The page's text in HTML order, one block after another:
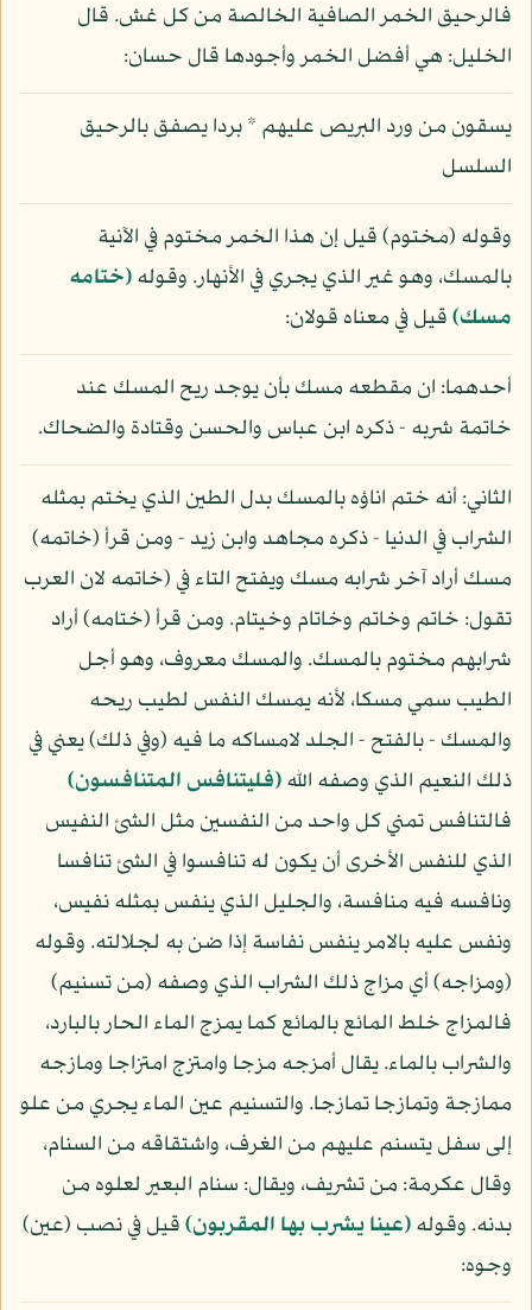
فالرحيق الخمر الصافية الخالصة من كل غش. قال
الخليل: هي أفضل الخمر وأجودها قال حسان:
يسقون من ورد البريص عليهم * بردا يصفق بالرحيق
السلسل
وقوله (مختوم) قيل إن هذا الخمر مختوم في الآنية
بالمسك، وهو غير الذي يجري في الأنهار. وقوله(ختامه
مسك)قيل في معناه قولان:
أحدهما: ان مقطعه مسك بأن يوجد ريح المسك عند
خاتمة شربه - ذكره ابن عباس والحسن وقتادة والضحاك.
الثاني: أنه ختم اناؤه بالمسك بدل الطين الذي يختم بمثله
الشراب في الدنيا - ذكره مجاهد وابن زيد - ومن قرأ (خاتمه)
مسك أراد آخر شرابه مسك ويفتح التاء في (خاتمه لان العرب
تقول: خاتم وخاتم وخاتام وخيتام. ومن قرأ (ختامه) أراد
شرابهم مختوم بالمسك. والمسك معروف، وهو أجل
الطيب سمي مسكا، لأنه يمسك النفس لطيب ريحه
والمسك - بالفتح - الجلد لامساكه ما فيه (وفي ذلك) يعني في
ذلك النعيم الذي وصفه الله(فليتنافس المتنافسون)
فالتنافس تمني كل واحد من النفسين مثل الشئ النفيس
الذي للنفس الأخرى أن يكون له تنافسوا في الشئ تنافسا
ونافسه فيه منافسة، والجليل الذي ينفس بمثله نفيس،
ونفس عليه بالامر ينفس نفاسة إذا ضن به لجلالته. وقوله
(ومزاجه) أي مزاج ذلك الشراب الذي وصفه (من تسنيم)
فالمزاج خلط المائع بالمائع كما يمزج الماء الحار بالبارد،
والشراب بالماء. يقال أمزجه مزجا وامتزج امتزاجا ومازجه
ممازجة وتمازجا تمازجا. والتسنيم عين الماء يجري من علو
إلى سفل يتسنم عليهم من الغرف، واشتقاقه من السنام،
وقال عكرمة: من تشريف، ويقال: سنام البعير لعلوه من
بدنه. وقوله(عينا يشرب بها المقربون)قيل في نصب (عين)
وجوه: